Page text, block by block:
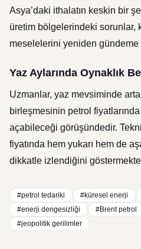
Asya’daki ithalatın keskin bir
üretim bölgelerindeki sorunlar,
meselelerini yeniden gündeme
Yaz Aylarında Oynaklık
Uzmanlar, yaz mevsiminde
birleşmesinin petrol
açabileceği görüşündedir.
fiyatında hem yukarı hem de
dikkatle izlendiğini
#petrol tedariki #küresel enerji
#enerji dengesizliği
#Brent petrol
#jeopolitik gerilimler